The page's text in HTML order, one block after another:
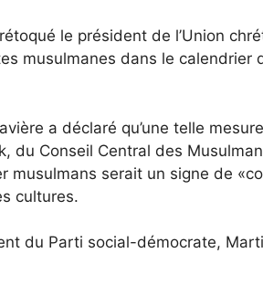
le président de l’Union
musulmanes dans le calendrier
a déclaré qu’une telle
du Conseil Central des
musulmans serait un signe de
cultures.
du Parti social-démocrate,